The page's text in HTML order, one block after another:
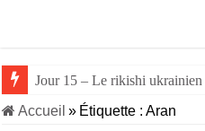
Jour 15 – Le rikishi
Accueil » Étiquette :Aran